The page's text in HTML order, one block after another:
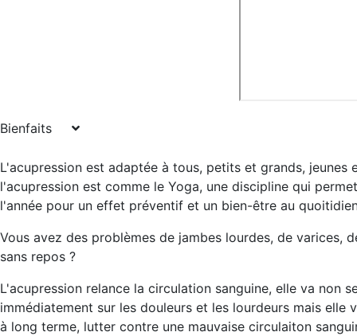
Bienfaits
L'acupression est adaptée à tous, petits et grands,
l'acupression est comme le Yoga, une discipline qui
l'année pour un effet préventif et un bien-être au
Vous avez des problèmes de jambes lourdes, de varices,
sans repos ?
L'acupression relance la circulation sanguine, elle va non
immédiatement sur les douleurs et les lourdeurs mais elle
à long terme, lutter contre une mauvaise circulaiton